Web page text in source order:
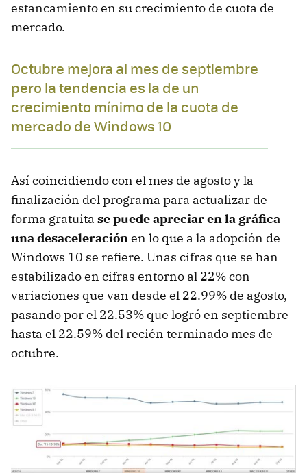
estancamiento en su crecimiento de cuota de
mercado.
Octubre mejora al mes de septiembre
pero la tendencia es la de un
crecimiento mínimo de la cuota de
mercado de Windows 10
Así coincidiendo con el mes de agosto y la
finalización del programa para actualizar de
forma gratuita se puede apreciar en la gráfica
una desaceleraciónen lo que a la adopción de
Windows 10 se refiere. Unas cifras que se han
estabilizado en cifras entorno al 22% con
variaciones que van desde el 22.99% de agosto,
pasando por el 22.53% que logró en septiembre
hasta el 22.59% del recién terminado mes de
octubre.